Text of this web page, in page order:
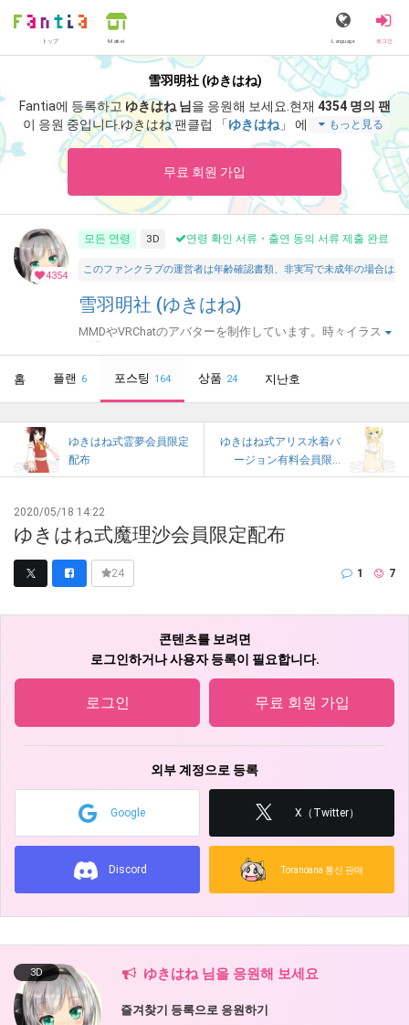
トップ Market Language 로그인
雪羽明社 (ゆきはね)
Fantia에 등록하고 ゆきはね 님을 응원해 보세요. 현재 4354 명의 팬
이 응원 중입니다.ゆきはね 팬클럽 「ゆきはね」 에서는 「ゆきは
ね式アリスF22 支援プラン以上限定配布
」 등 스페셜 콘텐츠를 즐
もっと見る
무료 회원 가입
4354
모든 연령 3D 연령 확인 서류・출연 동의 서류 제출 완료
このファンクラブの運営者は年齢確認書類、非実写で未成年の場合は
雪羽明社 (ゆきはね)
MMDやVRChatのアバターを制作しています。時々イラスト
홈 플랜 6 포스팅 164 상품 24 지난호
ゆきはね式霊夢会員限定
配布
ゆきはね式アリス水着バ
ージョン有料会員限...
2020/05/18 14:22
ゆきはね式魔理沙会員限定配布
24 1 7
콘텐츠를 보려면
로그인하거나 사용자 등록이 필요합니다.
로그인 무료 회원 가입
외부 계정으로 등록
Google X（Twitter）
Discord Toranoana 통신 판매
3D ゆきはね 님을 응원해 보세요
즐겨찾기 등록으로 응원하기